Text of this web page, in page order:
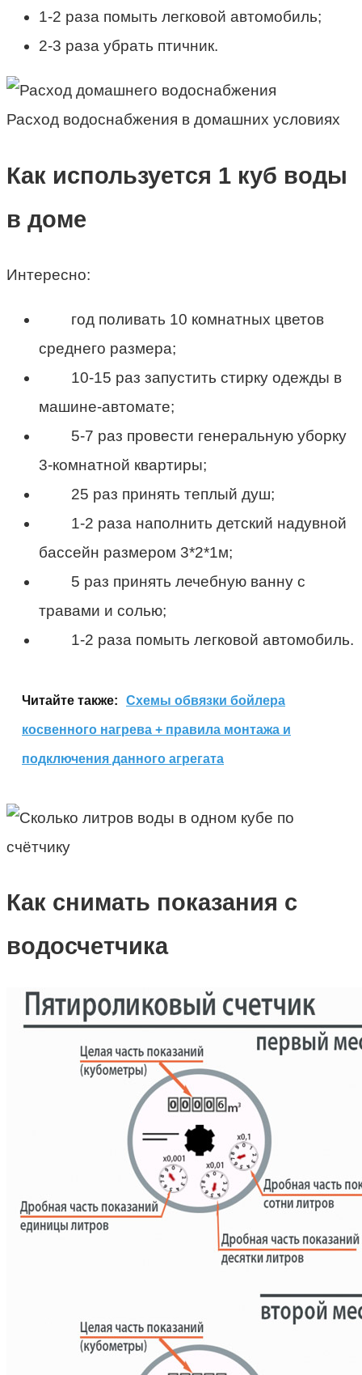
1-2 раза помыть легковой автомобиль;
2-3 раза убрать птичник.
Расход водоснабжения в домашних условиях
Как используется 1 куб воды
в доме
Интересно:
год поливать 10 комнатных цветов
среднего размера;
10-15 раз запустить стирку одежды в
машине-автомате;
5-7 раз провести генеральную уборку
3-комнатной квартиры;
25 раз принять теплый душ;
1-2 раза наполнить детский надувной
бассейн размером 3*2*1м;
5 раз принять лечебную ванну с
травами и солью;
1-2 раза помыть легковой автомобиль.
Читайте также: Схемы обвязки бойлера
косвенного нагрева + правила монтажа и
подключения данного агрегата
Как снимать показания с
водосчетчика